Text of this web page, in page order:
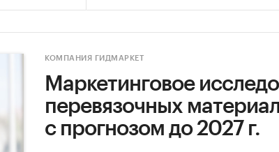
КОМПАНИЯ ГИДМАРКЕТ
Маркетинговое
перевязочных
с прогнозом до 2027 г.